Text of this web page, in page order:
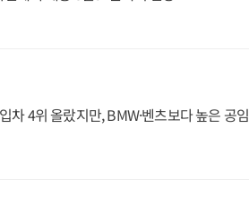
차 4위 올랐지만, BMW·벤츠보다 높은 공임